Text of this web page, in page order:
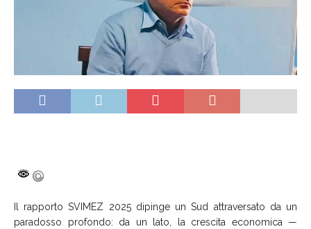
Il rapporto SVIMEZ 2025 dipinge un Sud attraversato da un
paradosso profondo: da un lato, la crescita economica —